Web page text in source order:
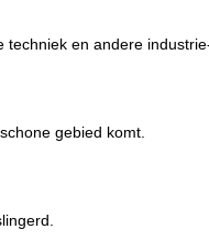
en andere
gebied komt.